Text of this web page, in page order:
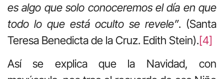
es algo que solo conoceremos el día en que
todo lo que está oculto se revele”. (Santa
Teresa Benedicta de la Cruz. Edith Stein).[4]
Así se explica que la Navidad, con